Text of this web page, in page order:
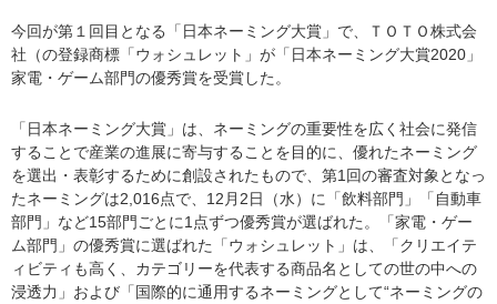
CONTACT お問い合わせ
今回が第１回目となる「日本ネーミング大賞」で、ＴＯＴＯ株式会
社（の登録商標「ウォシュレット」が「日本ネーミング大賞2020」
家電・ゲーム部門の優秀賞を受賞した。
「日本ネーミング大賞」は、ネーミングの重要性を広く社会に発信
することで産業の進展に寄与することを目的に、優れたネーミング
を選出・表彰するために創設されたもので、第1回の審査対象となっ
たネーミングは2,016点で、12月2日（水）に「飲料部門」「自動車
部門」など15部門ごとに1点ずつ優秀賞が選ばれた。「家電・ゲー
ム部門」の優秀賞に選ばれた「ウォシュレット」は、「クリエイテ
ィビティも高く、カテゴリーを代表する商品名としての世の中への
浸透力」および「国際的に通用するネーミングとして“ネーミングの